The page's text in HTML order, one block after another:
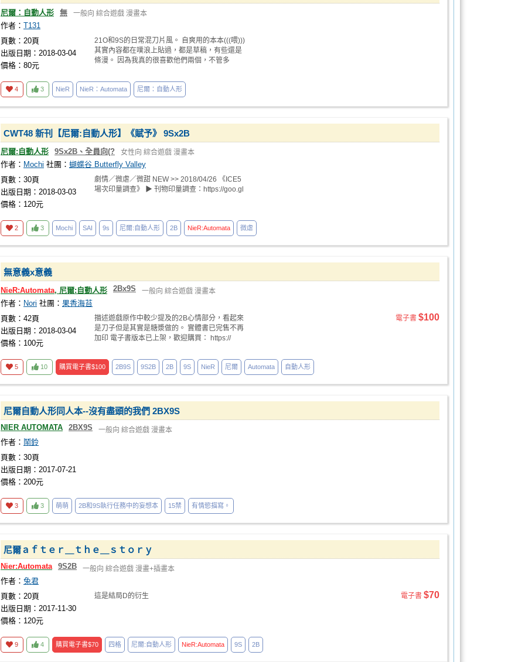
尼爾：自動人形 無 一般向 綜合遊戲 漫畫本
作者： T131
頁數：20頁
出版日期：2018-03-04
價格：80元
21O和9S的日常混刀片風。 自爽用的本本(((喂)))
其實內容都在噗浪上貼過，都是草稿，有些還是
條漫。 因為我真的很喜歡他們兩個，不管多
4 3 NieR NieR：Automata 尼爾：自動人形
CWT48 新刊【尼爾:自動人形】《賦予》 9Sx2B
尼爾:自動人形 9Sx2B、全員向(? 女性向 綜合遊戲 漫畫本
作者： Mochi 社團： 蝴蝶谷 Butterfly Valley
頁數：30頁
出版日期：2018-03-03
價格：120元
劇情／微虐／微甜 NEW >> 2018/04/26 《ICE5
場次印量調查》 ▶ 刊物印量調查：https://goo.gl
2 3 Mochi SAI 9s 尼爾:自動人形 2B NieR:Automata 微虐
無意義x意義
NieR:Automata, 尼爾:自動人形 2Bx9S 一般向 綜合遊戲 漫畫本
作者： Nori 社團： 果香海苔
頁數：42頁
出版日期：2018-03-04
價格：100元
描述遊戲原作中較少提及的2B心情部分，看起來
是刀子但是其實是糖漿做的。 實體書已完售不再
加印 電子書版本已上架，歡迎購買： https://
電子書 $100
5 10 購買電子書$100 2B9S 9S2B 2B 9S NieR 尼爾 Automata 自動人形
尼爾自動人形同人本--沒有盡頭的我們 2BX9S
NIER AUTOMATA 2BX9S 一般向 綜合遊戲 漫畫本
作者： 鬧鈴
頁數：30頁
出版日期：2017-07-21
價格：200元
3 3 萌萌 2B和9S執行任務中的妄想本 15禁 有情慾描寫。
尼爾ａｆｔｅｒ＿ｔｈｅ＿ｓｔｏｒｙ
Nier:Automata 9S2B 一般向 綜合遊戲 漫畫+插畫本
作者： 兔君
頁數：20頁
出版日期：2017-11-30
價格：120元
這是結局D的衍生 電子書 $70
9 4 購買電子書$70 四格 尼爾:自動人形 NieR:Automata 9S 2B